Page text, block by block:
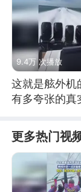
9.4万 次播放
这就是舷外机
有多夸张的真
更多热门视